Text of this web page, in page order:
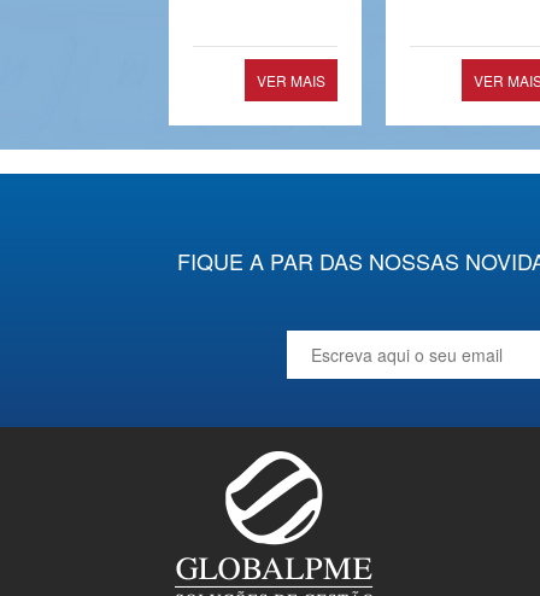
VER MAIS VER
FIQUE A PAR DAS NOSSAS